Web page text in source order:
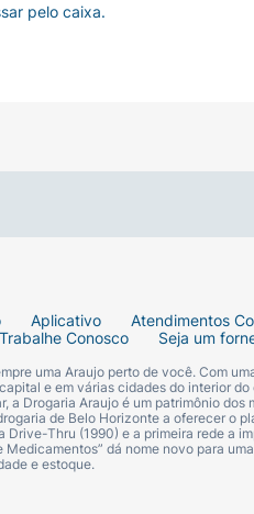
Aplicativo Atendimentos
Trabalhe Conosco Seja um
uma Araujo perto de você. Com
e em várias cidades do interior
a Drogaria Araujo é um patrimônio
de Belo Horizonte a oferecer o
Drive-Thru (1990) e a primeira rede a
Medicamentos” dá nome novo para
e estoque.
pelo caixa.